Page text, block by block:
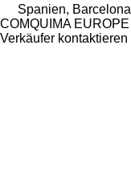
Spanien, Barcelona
COMQUIMA EUROPE
Verkäufer kontaktieren